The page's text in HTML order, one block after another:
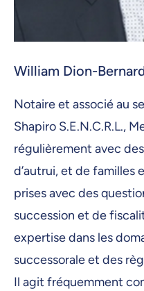
William Dion-
Notaire et associé au
Shapiro S.E.N.C.R.L.,
régulièrement avec
d’autrui, et de familles
prises avec des
succession et de
expertise dans les
successorale et des
Il agit fréquemment